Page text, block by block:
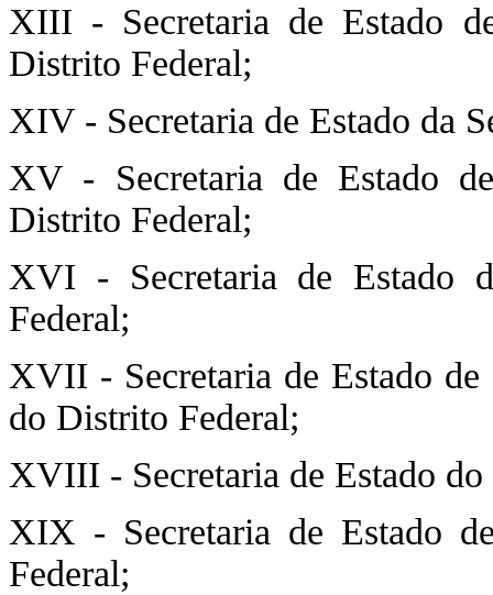
XIII - Secretaria de Estado
Distrito Federal;
XIV - Secretaria de Estado da
XV - Secretaria de Estado
Distrito Federal;
XVI - Secretaria de Estado
Federal;
XVII - Secretaria de Estado
do Distrito Federal;
XVIII - Secretaria de Estado
XIX - Secretaria de Estado
Federal;